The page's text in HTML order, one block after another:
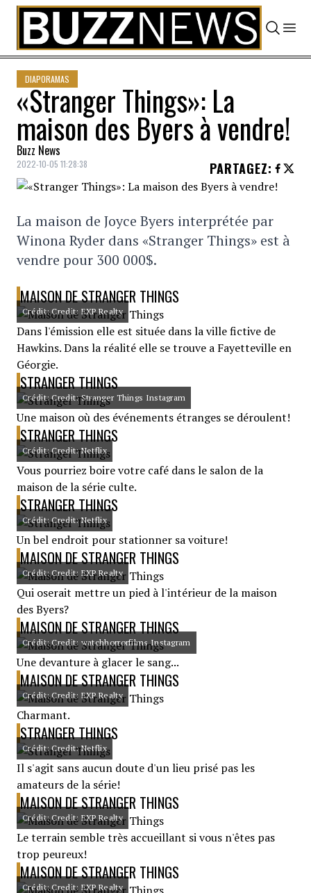
Skip to content
DIAPORAMAS
«Stranger Things»: La
maison des Byers à vendre!
Buzz News
2022-10-05 11:28:38 PARTAGEZ:
La maison de Joyce Byers interprétée par
Winona Ryder dans «Stranger Things» est à
vendre pour 300 000$.
MAISON DE STRANGER THINGS
Crédit: Credit: EXP Realty
Dans l'émission elle est située dans la ville fictive de
Hawkins. Dans la réalité elle se trouve a Fayetteville en
Géorgie.
STRANGER THINGS
Crédit: Credit: Stranger Things Instagram
Une maison où des événements étranges se déroulent!
STRANGER THINGS
Crédit: Credit: Netflix
Vous pourriez boire votre café dans le salon de la
maison de la série culte.
STRANGER THINGS
Crédit: Credit: Netflix
Un bel endroit pour stationner sa voiture!
MAISON DE STRANGER THINGS
Crédit: Credit: EXP Realty
Qui oserait mettre un pied à l'intérieur de la maison
des Byers?
MAISON DE STRANGER THINGS
Crédit: Credit: watchhorrorfilms Instagram
Une devanture à glacer le sang...
MAISON DE STRANGER THINGS
Crédit: Credit: EXP Realty
Charmant.
STRANGER THINGS
Crédit: Credit: Netflix
Il s'agit sans aucun doute d'un lieu prisé pas les
amateurs de la série!
MAISON DE STRANGER THINGS
Crédit: Credit: EXP Realty
Le terrain semble très accueillant si vous n'êtes pas
trop peureux!
MAISON DE STRANGER THINGS
Crédit: Credit: EXP Realty